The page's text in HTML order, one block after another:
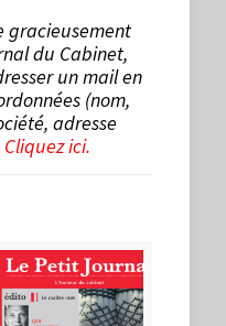
gracieusement
du Cabinet,
un mail en
(nom,
adresse
Cliquez ici.